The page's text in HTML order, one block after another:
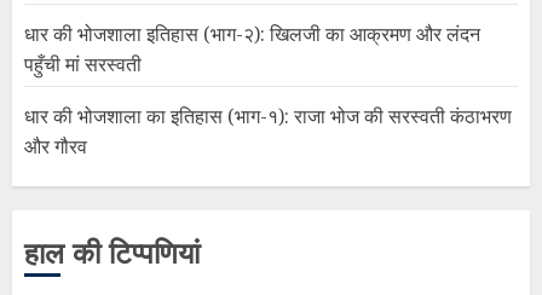
धार की भोजशाला इतिहास (भाग-२): खिलजी का आक्रमण और लंदन
पहुँची मां सरस्वती
धार की भोजशाला का इतिहास (भाग-१): राजा भोज की सरस्वती कंठाभरण
और गौरव
हाल की टिप्पणियां